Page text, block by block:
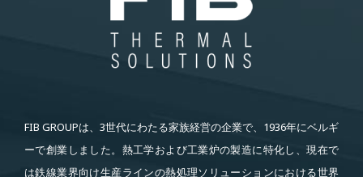
FIB GROUPは、3世代にわたる家族経営の企業で、1936年にベルギ
ーで創業しました。熱工学および工業炉の製造に特化し、現在で
は鉄線業界向け生産ラインの熱処理ソリューションにおける世界